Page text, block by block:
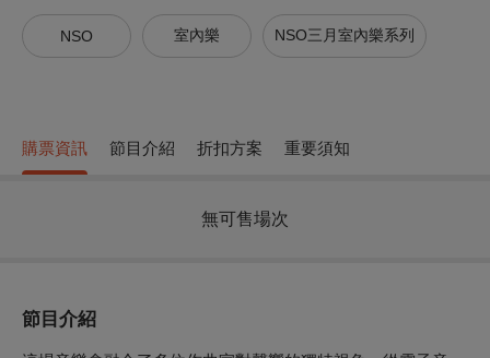
NSO 室內樂 NSO三月室內樂系列
購票資訊 節目介紹 折扣方案 重要須知
無可售場次
節目介紹